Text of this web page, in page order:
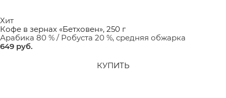
Хит
Кофе в зернах «Бетховен», 250 г
Арабика 80 % / Робуста 20 %, средняя обжарка
649 руб.
КУПИТЬ